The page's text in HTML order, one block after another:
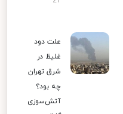
علت دود
غلیظ در
شرق تهران
چه بود؟
آتش‌سوزی